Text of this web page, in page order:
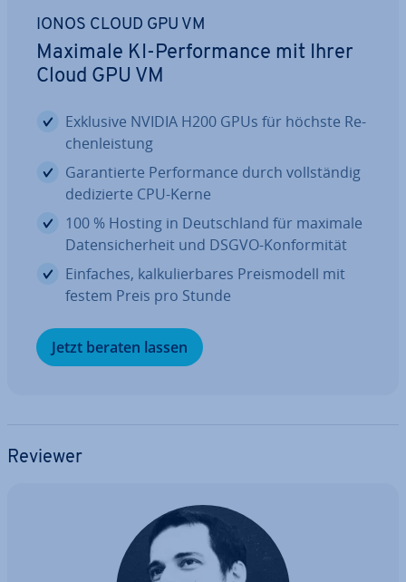
IONOS CLOUD GPU VM
Maximale KI-Per­for­mance mit Ihrer
Cloud GPU VM
Exklusive NVIDIA H200 GPUs für höchste Re­
chen­leis­tung
Ga­ran­tier­te Per­for­mance durch voll­stän­dig
de­di­zier­te CPU-Kerne
100 % Hosting in Deutsch­land für maximale
Da­ten­si­cher­heit und DSGVO-Kon­for­mi­tät
Einfaches, kal­ku­lier­ba­res Preis­mo­dell mit
festem Preis pro Stunde
Jetzt beraten lassen
Reviewer